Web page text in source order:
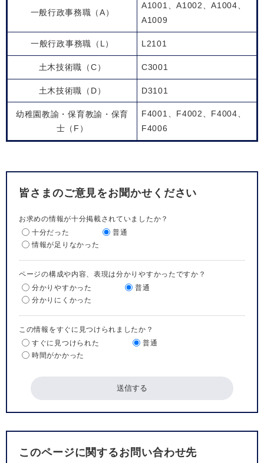
一般行政事務職（A）
A1001、A1002、A1004、
A1009
一般行政事務職（L） L2101
土木技術職（C） C3001
土木技術職（D） D3101
幼稚園教諭・保育教諭・保育
士（F）
F4001、F4002、F4004、
F4006
皆さまのご意見をお聞かせください
お求めの情報が十分掲載されていましたか？
十分だった
普通
情報が足りなかった
ページの構成や内容、表現は分かりやすかったですか？
分かりやすかった
普通
分かりにくかった
この情報をすぐに見つけられましたか？
すぐに見つけられた
普通
時間がかかった
このページに関するお問い合わせ先